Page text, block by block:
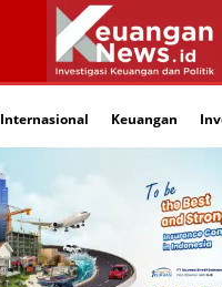
Internasional Keuangan